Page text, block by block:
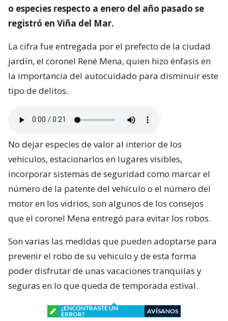
o especies respecto a enero del año pasado se
registró en Viña del Mar.
La cifra fue entregada por el prefecto de la ciudad
jardín, el coronel René Mena, quien hizo énfasis en
la importancia del autocuidado para disminuir este
tipo de delitos.
No dejar especies de valor al interior de los
vehiculos, estacionarlos en lugares visibles,
incorporar sistemas de seguridad como marcar el
número de la patente del vehículo o el número del
motor en los vidrios, son algunos de los consejos
que el coronel Mena entregó para evitar los robos.
Son varias las medidas que pueden adoptarse para
prevenir el robo de su vehiculo y de esta forma
poder disfrutar de unas vacaciones tranquilas y
seguras en lo que queda de temporada estival.
¿ENCONTRASTE UN
ERROR?
AVÍSANOS